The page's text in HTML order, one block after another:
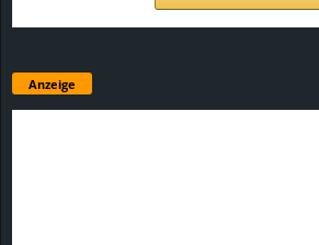
Anzeige